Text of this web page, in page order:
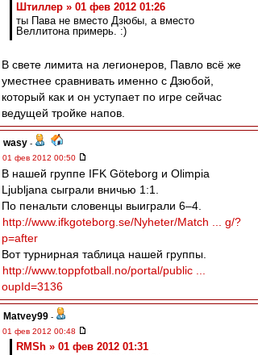
Штиллер » 01 фев 2012 01:26
ты Пава не вместо Дзюбы, а вместо
Веллитона примерь. :)
В свете лимита на легионеров, Павло всё же
уместнее сравнивать именно с Дзюбой,
который как и он уступает по игре сейчас
ведущей тройке напов.
wasy -
01 фев 2012 00:50
В нашей группе IFK Göteborg и Olimpia
Ljubljana сыграли вничью 1:1.
По пенальти словенцы выиграли 6–4.
http://www.ifkgoteborg.se/Nyheter/Match ... g/?
p=after
Вот турнирная таблица нашей группы.
http://www.toppfotball.no/portal/public ...
oupId=3136
Matvey99 -
01 фев 2012 00:48
RMSh » 01 фев 2012 01:31